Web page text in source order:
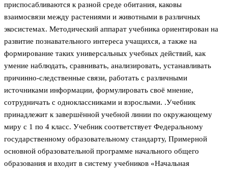
приспосабливаются к разной среде обитания, каковы
взаимосвязи между растениями и животными в различных
экосистемах. Методический аппарат учебника ориентирован на
развитие познавательного интереса учащихся, а также на
формирование таких универсальных учебных действий, как
умение наблюдать, сравнивать, анализировать, устанавливать
причинно-следственные связи, работать с различными
источниками информации, формулировать своё мнение,
сотрудничать с одноклассниками и взрослыми. .Учебник
принадлежит к завершённой учебной линии по окружающему
миру с 1 по 4 класс. Учебник соответствует Федеральному
государственному образовательному стандарту, Примерной
основной образовательной программе начального общего
образования и входит в систему учебников «Начальная